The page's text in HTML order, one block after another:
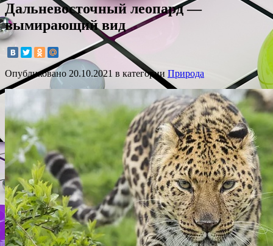
Дальневосточный леопард —
вымирающий вид
Опубликовано 20.10.2021 в категории Природа